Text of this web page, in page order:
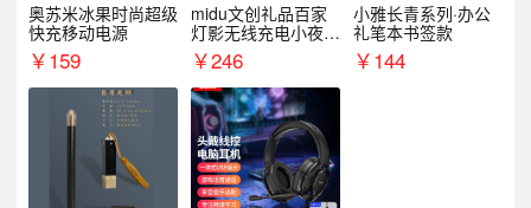
奥苏米冰果时尚超级
快充移动电源
￥159
midu文创礼品百家
灯影无线充电小夜灯
纪念礼品定制
￥246
小雅长青系列·办公
礼笔本书签款
￥144